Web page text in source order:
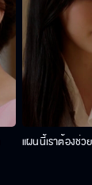
แผนนี้เราต้องช่ว